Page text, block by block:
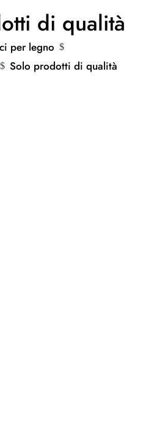
di qualità
per legno $
$ Solo prodotti di qualità